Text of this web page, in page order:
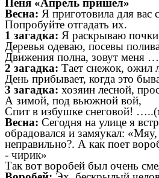
Пеня «Апрель пришел»
Весна: Я приготовила для вас
Попробуйте отгадать их.
1 загадка: Я раскрываю
Деревья одеваю, посевы
Движения полна, зовут меня
2 загадка: Тает снежок, ожил
День прибывает, когда это
3 загадка: хозяин лесной,
А зимой, под вьюжной вой,
Спит в избушке снеговой!
Весна: Сегодня на улице я
обрадовался и замяукал:
неправильно?. А как поет
- чирик»
Так вот воробей был очень